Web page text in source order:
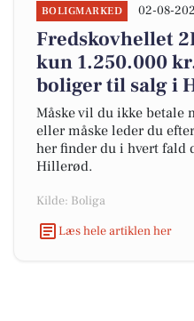
BOLIGMARKED 02-08-
Fredskovhellet
kun 1.250.000
boliger til salg i
Måske vil du ikke betale
eller måske leder du
her finder du i hvert fald
Hillerød.
Kilde: Boliga
Læs hele artiklen her